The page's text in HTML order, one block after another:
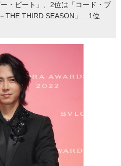
・ビート」、2位は「コード・ブ
THE THIRD SEASON」…1位